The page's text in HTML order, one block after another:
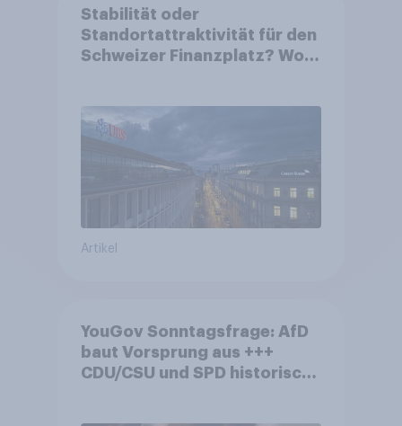
Stabilität oder
Standortattraktivität für den
Schweizer Finanzplatz? Wo
von Grossbanken steht
Artikel
YouGov Sonntagsfrage: AfD
baut Vorsprung aus +++
CDU/CSU und SPD historisch